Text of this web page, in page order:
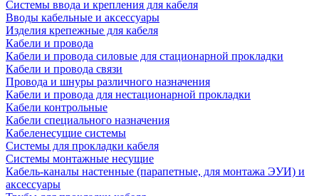
Системы ввода и крепления для кабеля
Вводы кабельные и аксессуары
Изделия крепежные для кабеля
Кабели и провода
Кабели и провода силовые для стационарной прокладки
Кабели и провода связи
Провода и шнуры различного назначения
Кабели и провода для нестационарной прокладки
Кабели контрольные
Кабели специального назначения
Кабеленесущие системы
Системы для прокладки кабеля
Системы монтажные несущие
Кабель-каналы настенные (парапетные, для монтажа ЭУИ) и
аксессуары